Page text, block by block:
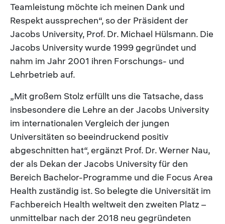
Teamleistung möchte ich meinen Dank und
Respekt aussprechen“, so der Präsident der
Jacobs University, Prof. Dr. Michael Hülsmann. Die
Jacobs University wurde 1999 gegründet und
nahm im Jahr 2001 ihren Forschungs- und
Lehrbetrieb auf.
„Mit großem Stolz erfüllt uns die Tatsache, dass
insbesondere die Lehre an der Jacobs University
im internationalen Vergleich der jungen
Universitäten so beeindruckend positiv
abgeschnitten hat“, ergänzt Prof. Dr. Werner Nau,
der als Dekan der Jacobs University für den
Bereich Bachelor-Programme und die Focus Area
Health zuständig ist. So belegte die Universität im
Fachbereich Health weltweit den zweiten Platz –
unmittelbar nach der 2018 neu gegründeten